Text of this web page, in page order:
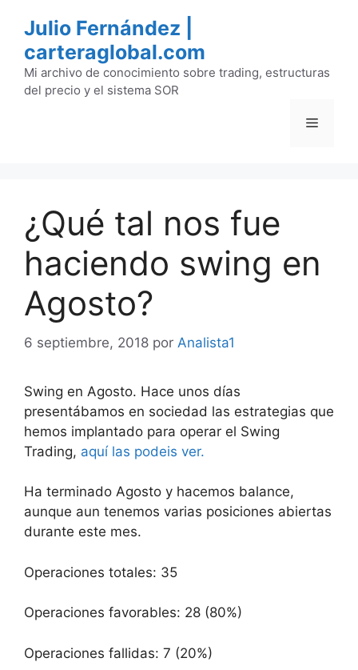
contenido
Julio Fernández |
carteraglobal.com
Mi archivo de conocimiento sobre trading, estructuras
del precio y el sistema SOR
Menú
¿Qué tal nos fue
haciendo swing en
Agosto?
6 septiembre, 2018 por Analista1
Swing en Agosto. Hace unos días
presentábamos en sociedad las estrategias que
hemos implantado para operar el Swing
Trading, aquí las podeis ver.
Ha terminado Agosto y hacemos balance,
aunque aun tenemos varias posiciones abiertas
durante este mes.
Operaciones totales: 35
Operaciones favorables: 28 (80%)
Operaciones fallidas: 7 (20%)